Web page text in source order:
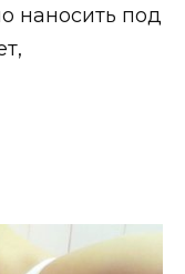
наносить под